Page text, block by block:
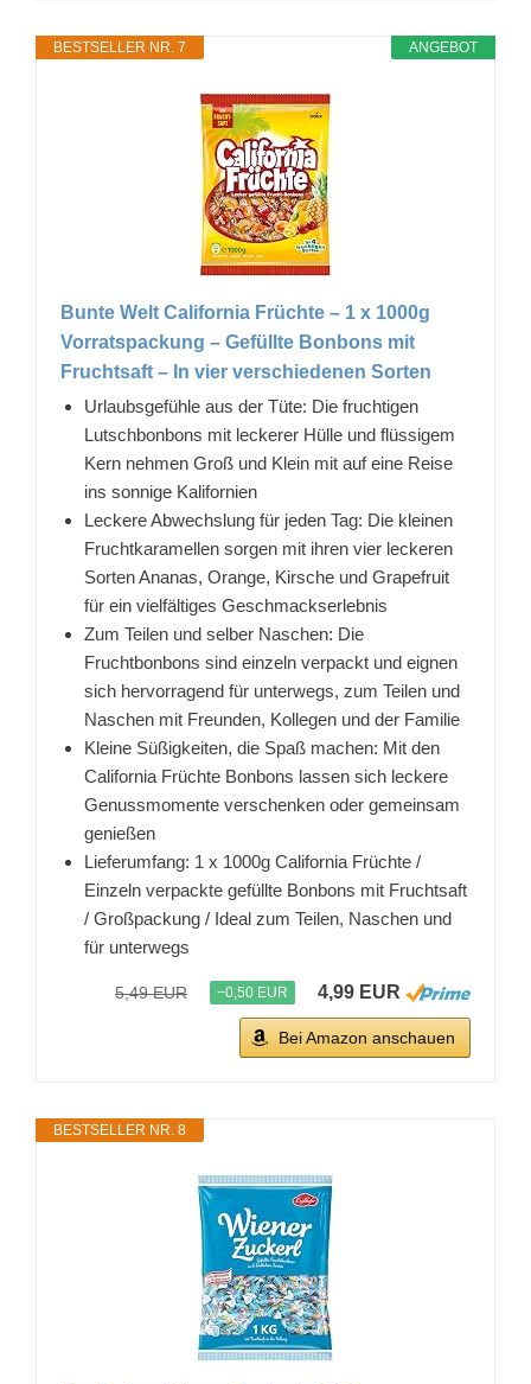
ANGEBOT
BESTSELLER NR. 7
Bunte Welt California Früchte – 1 x 1000g
Vorratspackung – Gefüllte Bonbons mit
Fruchtsaft – In vier verschiedenen Sorten
Urlaubsgefühle aus der Tüte: Die fruchtigen
Lutschbonbons mit leckerer Hülle und flüssigem
Kern nehmen Groß und Klein mit auf eine Reise
ins sonnige Kalifornien
Leckere Abwechslung für jeden Tag: Die kleinen
Fruchtkaramellen sorgen mit ihren vier leckeren
Sorten Ananas, Orange, Kirsche und Grapefruit
für ein vielfältiges Geschmackserlebnis
Zum Teilen und selber Naschen: Die
Fruchtbonbons sind einzeln verpackt und eignen
sich hervorragend für unterwegs, zum Teilen und
Naschen mit Freunden, Kollegen und der Familie
Kleine Süßigkeiten, die Spaß machen: Mit den
California Früchte Bonbons lassen sich leckere
Genussmomente verschenken oder gemeinsam
genießen
Lieferumfang: 1 x 1000g California Früchte /
Einzeln verpackte gefüllte Bonbons mit Fruchtsaft
/ Großpackung / Ideal zum Teilen, Naschen und
für unterwegs
5,49 EUR −0,50 EUR 4,99 EUR
Bei Amazon anschauen
BESTSELLER NR. 8